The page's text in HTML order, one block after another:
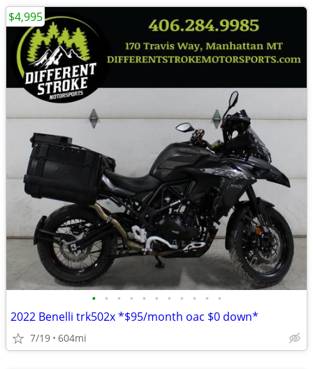
• • • • • • • • • • •
2022 Benelli trk502x *$95/month oac $0 down*
7/19 604mi
$4,995